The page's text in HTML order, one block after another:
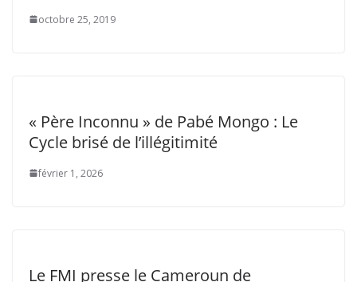
octobre 25, 2019
« Père Inconnu » de Pabé Mongo : Le
Cycle brisé de l’illégitimité
février 1, 2026
Le FMI presse le Cameroun de